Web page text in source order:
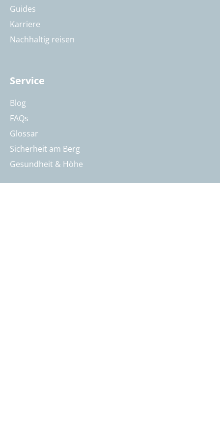
Guides
Karriere
Nachhaltig reisen
Service
Blog
FAQs
Glossar
Sicherheit am Berg
Gesundheit & Höhe